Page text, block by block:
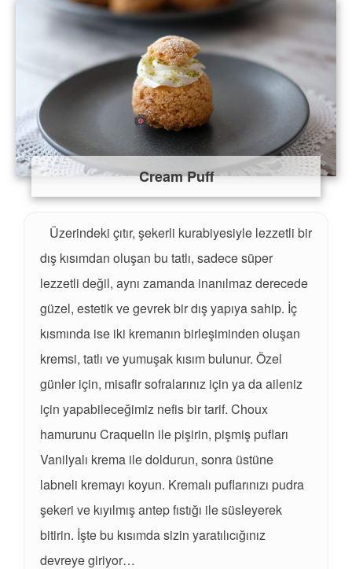
Cream Puff
Üzerindeki çıtır, şekerli kurabiyesiyle lezzetli bir
dış kısımdan oluşan bu tatlı, sadece süper
lezzetli değil, aynı zamanda inanılmaz derecede
güzel, estetik ve gevrek bir dış yapıya sahip. İç
kısmında ise iki kremanın birleşiminden oluşan
kremsi, tatlı ve yumuşak kısım bulunur. Özel
günler için, misafir sofralarınız için ya da aileniz
için yapabileceğimiz nefis bir tarif. Choux
hamurunu Craquelin ile pişirin, pişmiş pufları
Vanilyalı krema ile doldurun, sonra üstüne
labneli kremayı koyun. Kremalı puflarınızı pudra
şekeri ve kıyılmış antep fıstığı ile süsleyerek
bitirin. İşte bu kısımda sizin yaratılıcığınız
devreye giriyor…